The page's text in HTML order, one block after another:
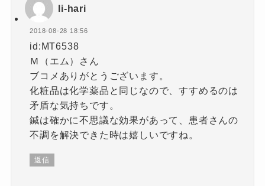
li-hari
2018-08-28 18:56
id:MT6538
Ｍ（エム）さん
ブコメありがとうございます。
化粧品は化学薬品と同じなので、すすめるのは
矛盾な気持ちです。
鍼は確かに不思議な効果があって、患者さんの
不調を解決できた時は嬉しいですね。
返信